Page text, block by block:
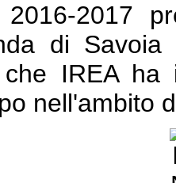
2017
di
che IREA
nell'ambito